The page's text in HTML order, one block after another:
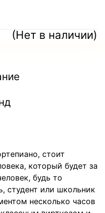
(Нет в наличии)
стоит
который будет за
будь то
студент или школьник
несколько часов